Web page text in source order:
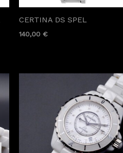
CERTINA DS SPEL
140,00 €